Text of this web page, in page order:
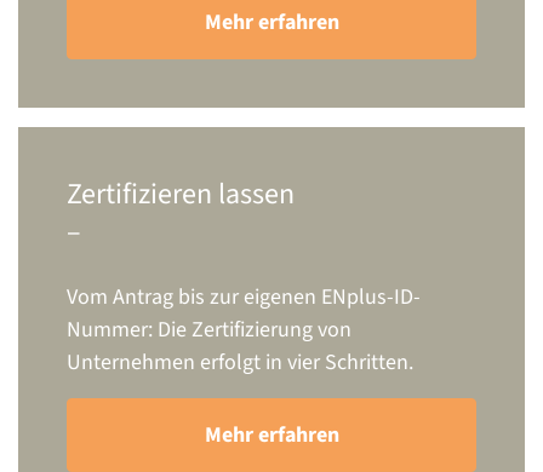
Mehr erfahren
Zertifizieren lassen
–
Vom Antrag bis zur eigenen ENplus-ID-
Nummer: Die Zertifizierung von
Unternehmen erfolgt in vier Schritten.
Mehr erfahren